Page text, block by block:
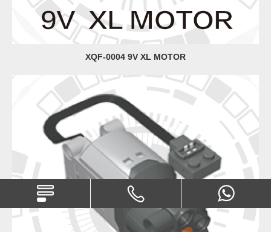
XQF-0004 9V XL MOTOR